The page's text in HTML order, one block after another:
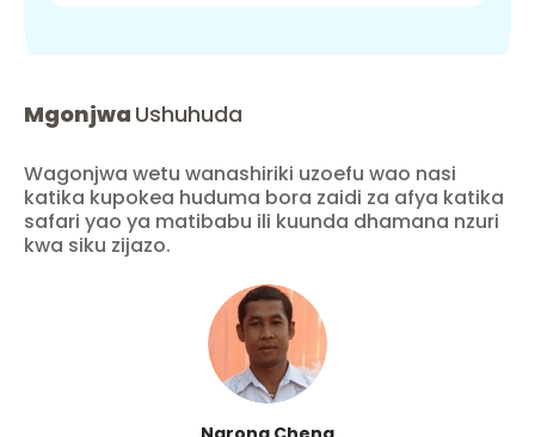
Mgonjwa Ushuhuda
Wagonjwa wetu wanashiriki uzoefu wao nasi
katika kupokea huduma bora zaidi za afya katika
safari yao ya matibabu ili kuunda dhamana nzuri
kwa siku zijazo.